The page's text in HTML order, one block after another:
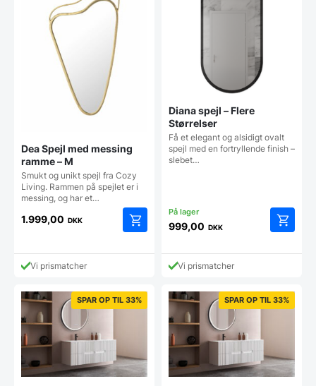
Dea Spejl med messing
ramme – M
Smukt og unikt spejl fra Cozy
Living. Rammen på spejlet er i
messing, og har et…
1.999,00 DKK
Vi prismatcher
Diana spejl – Flere
Størrelser
Få et elegant og alsidigt ovalt
spejl med en fortryllende finish –
slebet…
999,00 DKK
vare
kan
Vi prismatcher
SPAR OP TIL 33% SPAR OP TIL 33%